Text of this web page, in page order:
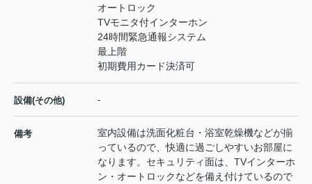
オートロック
TVモニタ付インターホン
24時間緊急通報システム
最上階
初期費用カード決済可
設備(その他) -
備考
室内設備は洗面化粧台・浴室乾燥機などが揃
っているので、快適に過ごしやすいお部屋に
なります。セキュリティ面は、TVインターホ
ン・オートロックなどを備え付けているので